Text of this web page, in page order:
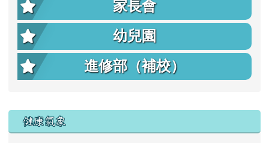
家長會
幼兒園
進修部（補校）
右邊區域內容
健康氣象